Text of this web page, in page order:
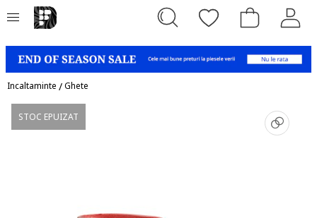
Incaltaminte /Ghete
STOC EPUIZAT